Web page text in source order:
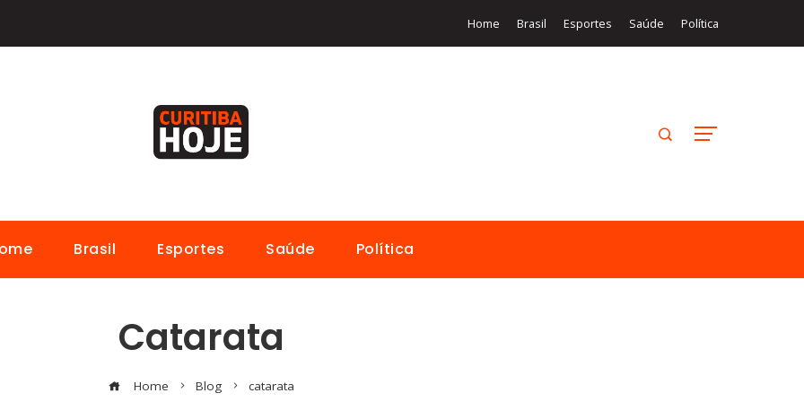
Home Brasil Esportes Saúde Política
Brasil Esportes Saúde Política
Catarata
Home Blog catarata